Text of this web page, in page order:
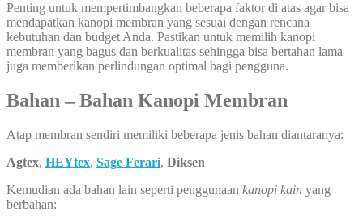
Penting untuk mempertimbangkan beberapa faktor di atas agar bisa
mendapatkan kanopi membran yang sesuai dengan rencana
kebutuhan dan budget Anda. Pastikan untuk memilih kanopi
membran yang bagus dan berkualitas sehingga bisa bertahan lama
juga memberikan perlindungan optimal bagi pengguna.
Bahan – Bahan Kanopi Membran
Atap membran sendiri memiliki beberapa jenis bahan diantaranya:
Agtex, HEYtex, Sage Ferari, Diksen
Kemudian ada bahan lain seperti penggunaan kanopi kain yang
berbahan: